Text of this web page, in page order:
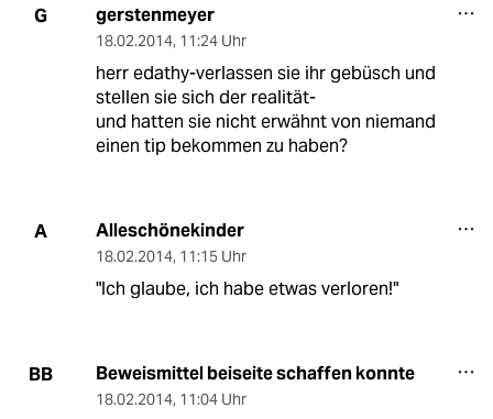
G gerstenmeyer
18.02.2014, 11:24 Uhr
herr edathy-verlassen sie ihr gebüsch und
stellen sie sich der realität-
und hatten sie nicht erwähnt von niemand
einen tip bekommen zu haben?
A Alleschönekinder
18.02.2014, 11:15 Uhr
"Ich glaube, ich habe etwas verloren!"
BB Beweismittel beiseite schaffen konnte
18.02.2014, 11:04 Uhr